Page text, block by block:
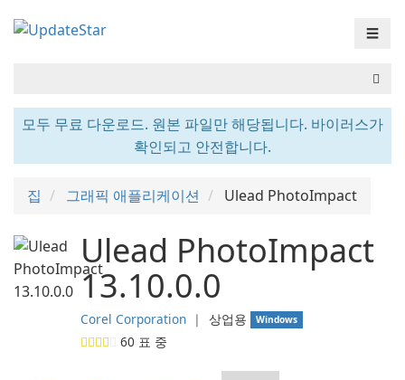
☰
모두 무료 다운로드. 원본 파일만 해당됩니다. 바이러스가
확인되고 안전합니다.
집 그래픽 애플리케이션 Ulead PhotoImpact
Ulead PhotoImpact
13.10.0.0
Corel Corporation ❘ 상업용 Windows
60 표 중